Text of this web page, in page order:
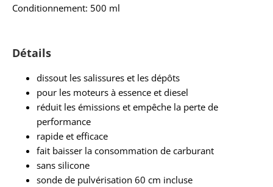
Conditionnement: 500 ml
Détails
dissout les salissures et les dépôts
pour les moteurs à essence et diesel
réduit les émissions et empêche la perte de
performance
rapide et efficace
fait baisser la consommation de carburant
sans silicone
sonde de pulvérisation 60 cm incluse